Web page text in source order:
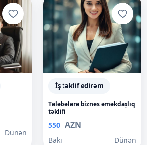
Dünən
İş təklif edirəm
Tələbələrə biznes əməkdaşlıq
təklifi
550 AZN
Bakı Dünən